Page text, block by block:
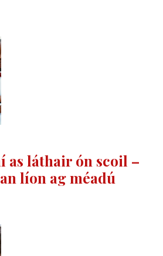
as láthair ón scoil –
líon ag méadú